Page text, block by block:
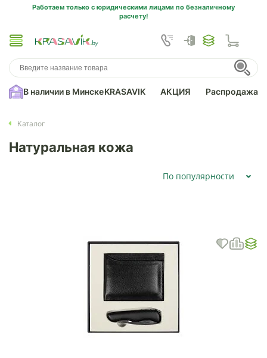
Работаем только с юридическими лицами по безналичному
расчету!
В наличии в МинскеKRASAVIK АКЦИЯ Распродажа
Каталог
Натуральная кожа
По популярности